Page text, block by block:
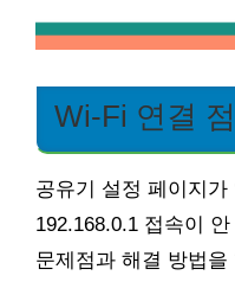
Wi-Fi 연결
공유기 설정 페이지
192.168.0.1 접속이
문제점과 해결 방법